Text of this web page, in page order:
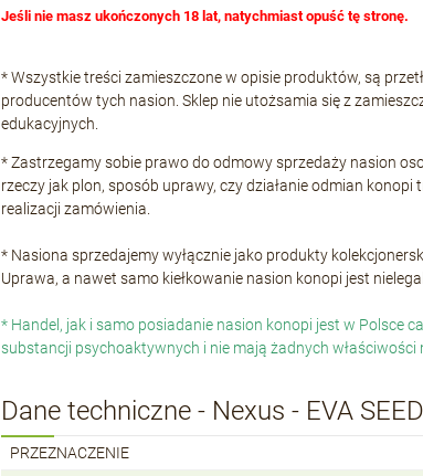
Jeśli nie masz ukończonych 18 lat, natychmiast opuść tę stronę.
* Wszystkie treści zamieszczone w opisie produktów, są
producentów tych nasion. Sklep nie utożsamia się z
edukacyjnych.
* Zastrzegamy sobie prawo do odmowy sprzedaży nasion
rzeczy jak plon, sposób uprawy, czy działanie odmian
realizacji zamówienia.
* Nasiona sprzedajemy wyłącznie jako produkty
Uprawa, a nawet samo kiełkowanie nasion konopi jest
* Handel, jak i samo posiadanie nasion konopi jest w Polsce
substancji psychoaktywnych i nie mają żadnych właściwości
Dane techniczne - Nexus - EVA
PRZEZNACZENIE